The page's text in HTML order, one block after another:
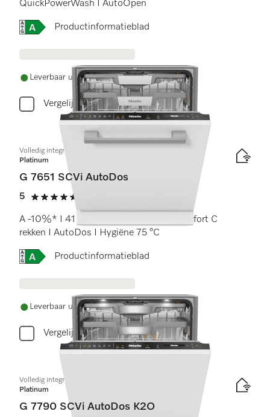
QuickPowerWash I AutoOpen
Online Label Flag, Energielabel
Productinformatieblad
Leverbaar uit voorraad met gratis levering
Vergelijken
Volledig integreerbare vaatwassers
Platinum
G 7651 SCVi AutoDos
5
5 sterren op 5
A -10%* I 41 dB I Besteklade I ExtraComfort C
rekken I AutoDos I Hygiëne 75 °C
Online Label Flag, Energielabel
Productinformatieblad
Leverbaar uit voorraad met gratis levering
Vergelijken
Volledig integreerbare vaatwassers
Platinum
G 7790 SCVi AutoDos K2O